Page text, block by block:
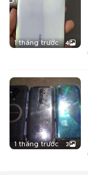
1 tháng trước 4
1 tháng trước 3